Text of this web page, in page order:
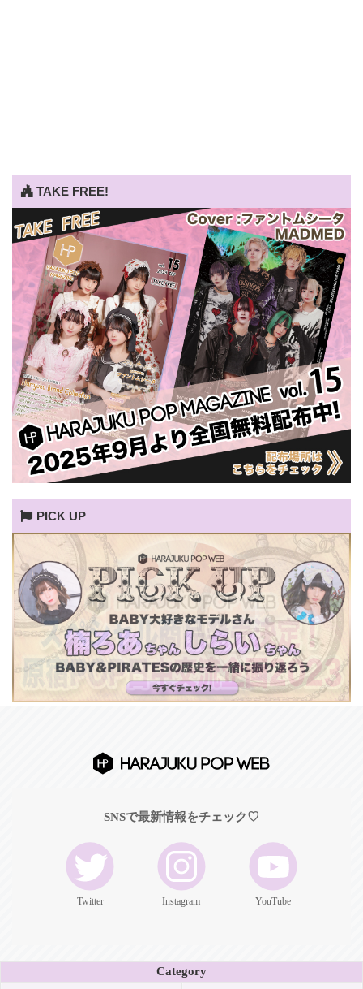
TAKE FREE!
PICK UP
SNSで最新情報をチェック♡
Twitter Instagram YouTube
Category